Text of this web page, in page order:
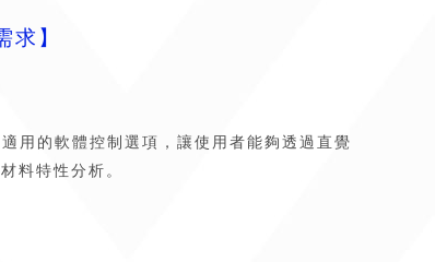
求】
的軟體控制選項，讓使用者能夠透過直覺
料特性分析。